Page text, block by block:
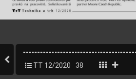
TT 12/2020 38